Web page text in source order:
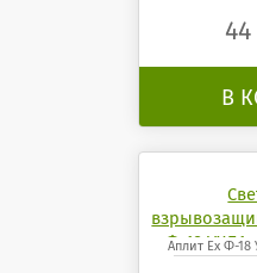
В
Ф-18 УХЛ1
Аплит Ех Ф-18